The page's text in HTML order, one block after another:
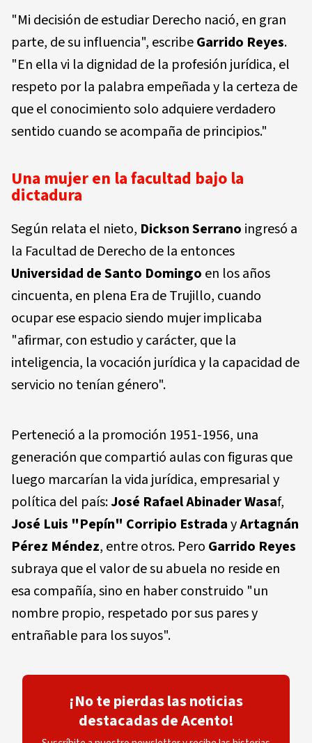
"Mi decisión de estudiar Derecho nació, en gran
parte, de su influencia", escribeGarrido Reyes.
"En ella vi la dignidad de la profesión jurídica, el
respeto por la palabra empeñada y la certeza de
que el conocimiento solo adquiere verdadero
sentido cuando se acompaña de principios."
Una mujer en la facultad bajo la
dictadura
Según relata el nieto, Dickson Serrano ingresó a
la Facultad de Derecho de la entonces
Universidad de Santo Domingo en los años
cincuenta, en plena Era de Trujillo, cuando
ocupar ese espacio siendo mujer implicaba
"afirmar, con estudio y carácter, que la
inteligencia, la vocación jurídica y la capacidad de
servicio no tenían género".
Perteneció a la promoción 1951-1956, una
generación que compartió aulas con figuras que
luego marcarían la vida jurídica, empresarial y
política del país:José Rafael Abinader Wasaf,
José Luis "Pepín" Corripio EstradayArtagnán
Pérez Méndez, entre otros. Pero Garrido Reyes
subraya que el valor de su abuela no reside en
esa compañía, sino en haber construido "un
nombre propio, respetado por sus pares y
entrañable para los suyos".
¡No te pierdas las noticias
destacadas de Acento!